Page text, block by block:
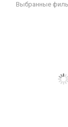
Выбранные